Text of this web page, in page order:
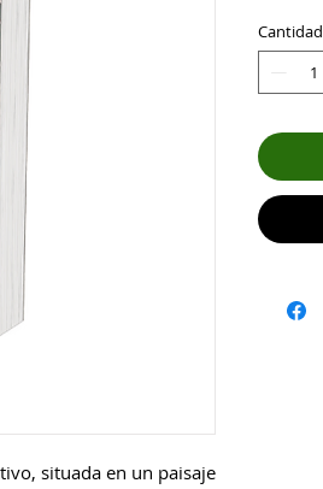
situada en un paisaje
Cantidad